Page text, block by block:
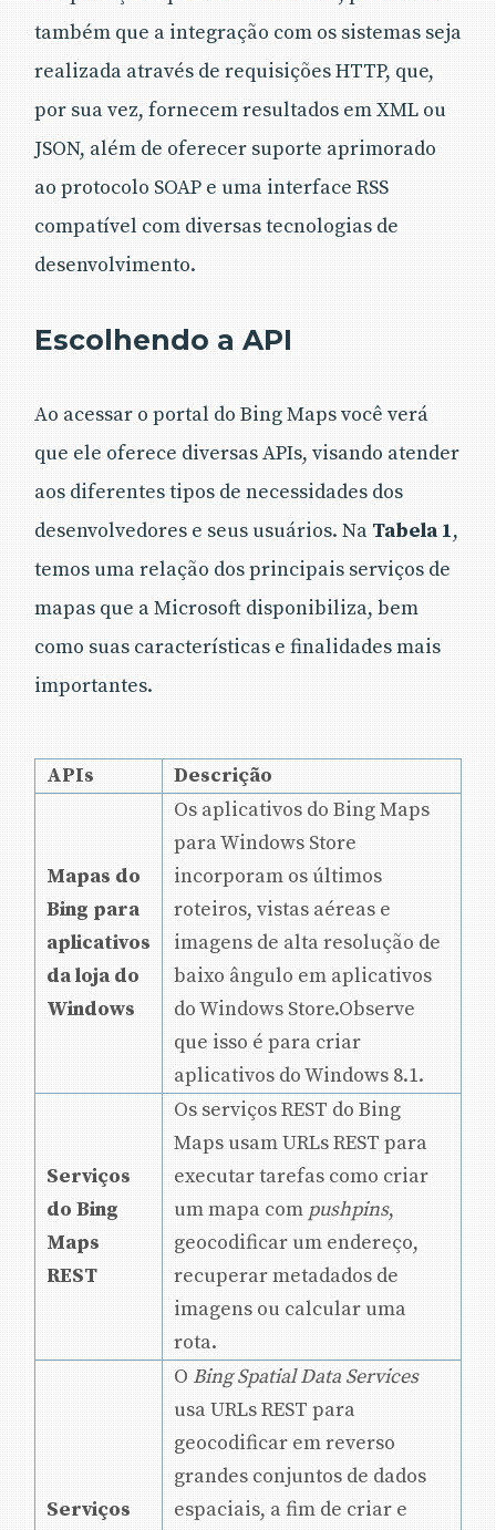
também que a integração com os sistemas seja
realizada através de requisições HTTP, que,
por sua vez, fornecem resultados em XML ou
JSON, além de oferecer suporte aprimorado
ao protocolo SOAP e uma interface RSS
compatível com diversas tecnologias de
desenvolvimento.
Escolhendo a API
Ao acessar o portal do Bing Maps você verá
que ele oferece diversas APIs, visando atender
aos diferentes tipos de necessidades dos
desenvolvedores e seus usuários. Na Tabela 1,
temos uma relação dos principais serviços de
mapas que a Microsoft disponibiliza, bem
como suas características e finalidades mais
importantes.
APIs Descrição
Mapas do
Bing para
aplicativos
da loja do
Windows
Os aplicativos do Bing Maps
para Windows Store
incorporam os últimos
roteiros, vistas aéreas e
imagens de alta resolução de
baixo ângulo em aplicativos
do Windows Store.Observe
que isso é para criar
aplicativos do Windows 8.1.
Serviços
do Bing
Maps
REST
Os serviços REST do Bing
Maps usam URLs REST para
executar tarefas como criar
um mapa com pushpins,
geocodificar um endereço,
recuperar metadados de
imagens ou calcular uma
rota.
Serviços
O Bing Spatial Data Services
usa URLs REST para
geocodificar em reverso
grandes conjuntos de dados
espaciais, a fim de criar e